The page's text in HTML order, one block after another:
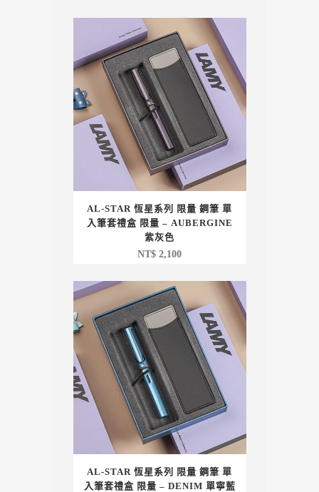
AL-STAR 恆星系列 限量 鋼筆 單
入筆套禮盒 限量 – AUBERGINE
紫灰色
NT$ 2,100
AL-STAR 恆星系列 限量 鋼筆 單
入筆套禮盒 限量 – DENIM 單寧藍